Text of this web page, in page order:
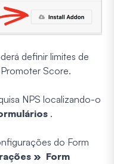
definir limites de
Score.
NPS localizando-o
.
do Form
» Form